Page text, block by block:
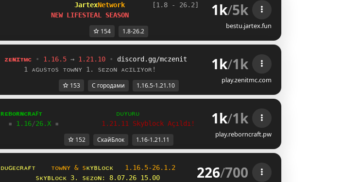
JartexNetwork
[1.8 - 26.2]
NEW LIFESTEAL SEASON
1k/5k
bestu.jartex.fun
154 1.8-26.2
ᴢᴇɴɪᴛᴍᴄ • 1.16.5 → 1.21.10 •
discord.gg/mczenit
1 ᴀɢᴜsᴛᴏs ᴛᴏᴡɴʏ 1. sᴇᴢᴏɴ ᴀᴄɪʟɪʏᴏʀ!
1k/1k
play.zenitmc.com
153 С городами 1.16.5-1.21.10
ʀᴇʙᴏʀɴᴄʀᴀꜰᴛ
ᴅᴜʏᴜʀᴜ
▪
1.16/26.X ▪ 1.21.11 Skyblock Açıldı! 1k/1k
play.reborncraft.pw
152 СкайБлок 1.16-1.21.11
ᴅᴜɢᴇᴄʀᴀғᴛ ᴛᴏᴡɴʏ & sᴋʏʙʟᴏᴄᴋ 1 . 16. 5-26. 1 . 2
sᴋʏʙʟᴏᴄᴋ 3. sᴇᴢᴏɴ: 8.07.26 15.00
226/700